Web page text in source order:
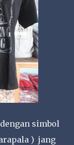
simbol
) jang